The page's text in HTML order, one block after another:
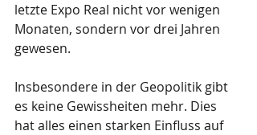
letzte Expo Real nicht vor wenigen
Monaten, sondern vor drei Jahren
gewesen.
Insbesondere in der Geopolitik gibt
es keine Gewissheiten mehr. Dies
hat alles einen starken Einfluss auf